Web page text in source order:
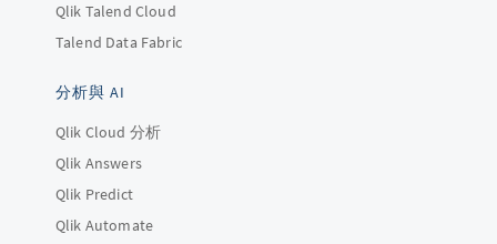
Qlik Talend Cloud
Talend Data Fabric
分析與 AI
Qlik Cloud 分析
Qlik Answers
Qlik Predict
Qlik Automate